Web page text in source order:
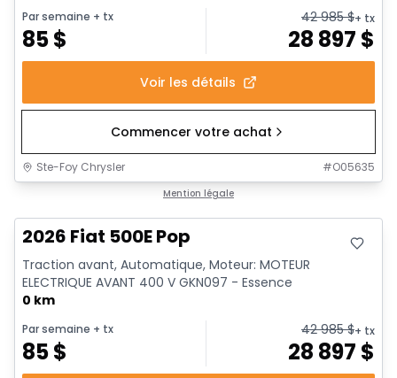
Par semaine + tx
85$
42 985$+ tx
28 897 $
Voir les détails
Commencer votre achat
Ste-Foy Chrysler #O05635
Mention légale
2026 Fiat 500E Pop
Traction avant, Automatique, Moteur: MOTEUR
ELECTRIQUE AVANT 400 V GKN097 - Essence
0 km
Par semaine + tx
85$
42 985$+ tx
28 897 $